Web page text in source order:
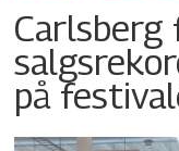
på